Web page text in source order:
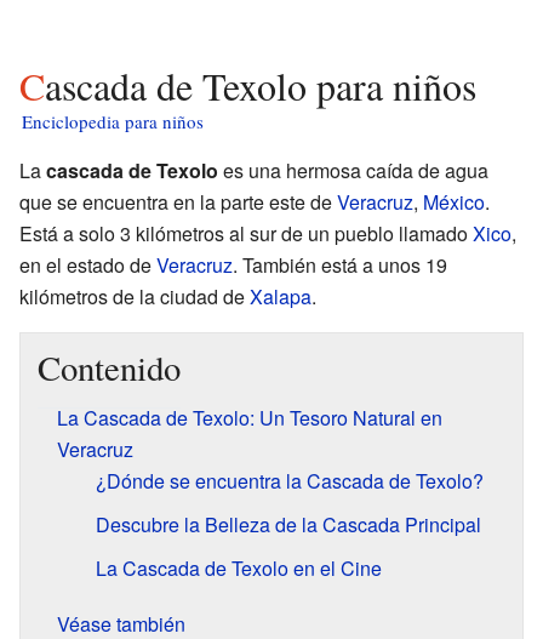
Cascada de Texolo para niños
Enciclopedia para niños
Lacascada de Texolo es una hermosa caída de agua
que se encuentra en la parte este deVeracruz, México.
Está a solo 3 kilómetros al sur de un pueblo llamadoXico,
en el estado deVeracruz. También está a unos 19
kilómetros de la ciudad deXalapa.
Contenido
La Cascada de Texolo: Un Tesoro Natural en
Veracruz
¿Dónde se encuentra la Cascada de Texolo?
Descubre la Belleza de la Cascada Principal
La Cascada de Texolo en el Cine
Véase también